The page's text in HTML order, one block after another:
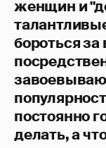
женщин и
бороться
постоянно
делать, а